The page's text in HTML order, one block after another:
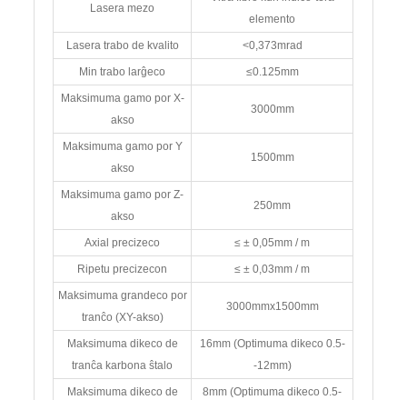
Lasera mezo
elemento
Lasera trabo de kvalito <0,373mrad
Min trabo larĝeco ≤0.125mm
Maksimuma gamo por X-
akso
3000mm
Maksimuma gamo por Y
akso
1500mm
Maksimuma gamo por Z-
akso
250mm
Axial precizeco ≤ ± 0,05mm / m
Ripetu precizecon ≤ ± 0,03mm / m
Maksimuma grandeco por
tranĉo (XY-akso)
3000mmx1500mm
Maksimuma dikeco de
tranĉa karbona ŝtalo
16mm (Optimuma dikeco 0.5-
-12mm)
Maksimuma dikeco de
8mm (Optimuma dikeco 0.5-